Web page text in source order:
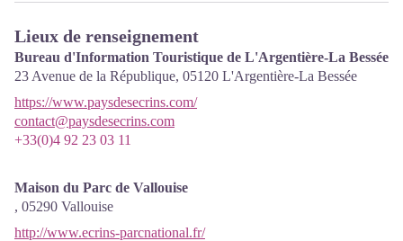
Lieux de renseignement
Bureau d'Information Touristique de L'Argentière-La Bessée
23 Avenue de la République, 05120 L'Argentière-La Bessée
https://www.paysdesecrins.com/
contact@paysdesecrins.com
+33(0)4 92 23 03 11
Maison du Parc de Vallouise
, 05290 Vallouise
http://www.ecrins-parcnational.fr/